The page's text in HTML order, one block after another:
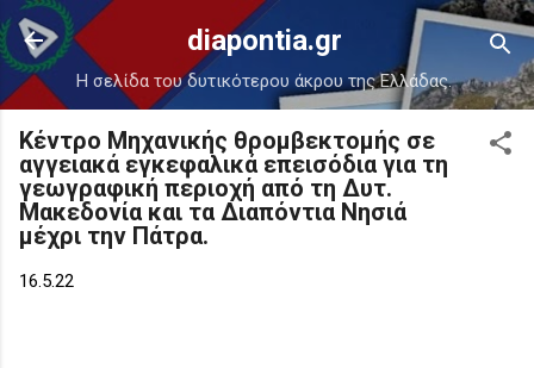
Μετάβαση στο κύριο περιεχόμενο
diapontia.gr
Η σελίδα του δυτικότερου άκρου της Ελλάδας.
Κέντρο Μηχανικής θρομβεκτομής σε
αγγειακά εγκεφαλικά επεισόδια για τη
γεωγραφική περιοχή από τη Δυτ.
Μακεδονία και τα Διαπόντια Νησιά
μέχρι την Πάτρα.
16.5.22